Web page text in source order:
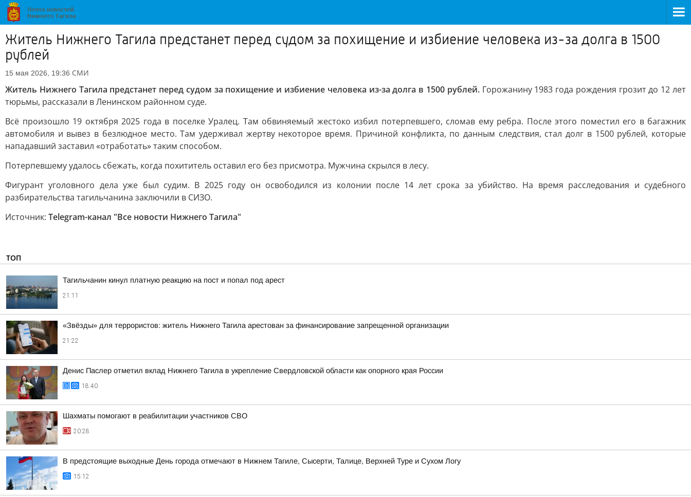
Житель Нижнего Тагила предстанет перед судом за похищение и избиение человека из-за долга в 1500
рублей
15 мая 2026, 19:36 СМИ
Житель Нижнего Тагила предстанет перед судом за похищение и избиение человека из-за долга в 1500 рублей. Горожанину 1983 года рождения грозит до 12 лет
тюрьмы, рассказали в Ленинском районном суде.
Всё произошло 19 октября 2025 года в поселке Уралец. Там обвиняемый жестоко избил потерпевшего, сломав ему ребра. После этого поместил его в багажник
автомобиля и вывез в безлюдное место. Там удерживал жертву некоторое время. Причиной конфликта, по данным следствия, стал долг в 1500 рублей, которые
нападавший заставил «отработать» таким способом.
Потерпевшему удалось сбежать, когда похититель оставил его без присмотра. Мужчина скрылся в лесу.
Фигурант уголовного дела уже был судим. В 2025 году он освободился из колонии после 14 лет срока за убийство. На время расследования и судебного
разбирательства тагильчанина заключили в СИЗО.
Источник: Telegram-канал "Все новости Нижнего Тагила"
ТОП
Тагильчанин кинул платную реакцию на пост и попал под арест
21:11
«Звёзды» для террористов: житель Нижнего Тагила арестован за финансирование запрещенной организации
21:22
Денис Паслер отметил вклад Нижнего Тагила в укрепление Свердловской области как опорного края России
18:40
Шахматы помогают в реабилитации участников СВО
20:28
В предстоящие выходные День города отмечают в Нижнем Тагиле, Сысерти, Талице, Верхней Туре и Сухом Логу
15:12